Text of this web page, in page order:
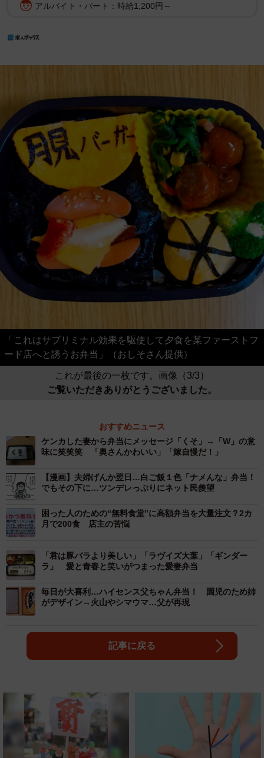
アルバイト・パート：時給1,200円～
「これはサブリミナル効果を駆使して夕食を某ファーストフ
ード店へと誘うお弁当」（おしそさん提供）
これが最後の一枚です。画像（3/3）
ご覧いただきありがとうございました。
おすすめニュース
ケンカした妻から弁当にメッセージ「くそ」→「W」の意
味に笑笑笑 「奥さんかわいい」「嫁自慢だ！」
【漫画】夫婦げんか翌日…白ご飯１色「ナメんな」弁当！
でもその下に…ツンデレっぷりにネット民羨望
困った人のための“無料食堂”に高額弁当を大量注文？2カ
月で200食 店主の苦悩
「君は豚バラより美しい」「ラヴイズ大葉」「ギンダー
ラ」 愛と青春と笑いがつまった愛妻弁当
毎日が大喜利…ハイセンス父ちゃん弁当！ 園児のため姉
がデザイン→火山やシマウマ…父が再現
記事に戻る